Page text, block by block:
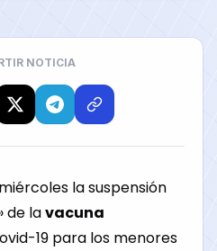
NOTICIA
la suspensión
de lavacuna
19 para los menores